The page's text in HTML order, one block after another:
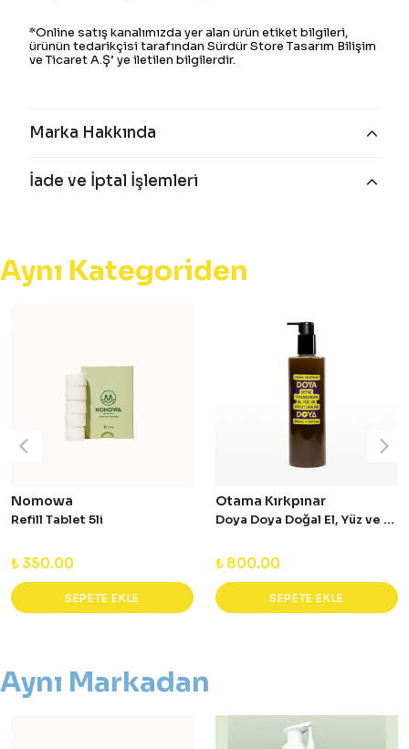
*Online satış kanalımızda yer alan ürün etiket bilgileri,
ürünün tedarikçisi tarafından Sürdür Store Tasarım Bilişim
ve Ticaret A.Ş’ ye iletilen bilgilerdir.
Marka Hakkında
İade ve İptal İşlemleri
Aynı Kategoriden
Nomowa
Refill Tablet 5li
₺ 350.00
SEPETE EKLE
Otama Kırkpınar
Doya Doya Doğal El, Yüz ve Vücut Sıvı Sabunu 400 ml
₺ 800.00
SEPETE EKLE
Aynı Markadan